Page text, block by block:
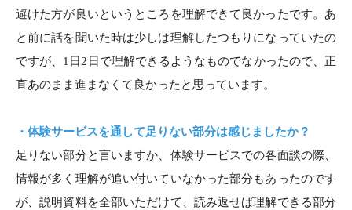
避けた方が良いというところを理解できて良かったです。あ
と前に話を聞いた時は少しは理解したつもりになっていたの
ですが、1日2日で理解できるようなものでなかったので、正
直あのまま進まなくて良かったと思っています。
・体験サービスを通して足りない部分は感じましたか？
足りない部分と言いますか、体験サービスでの各面談の際、
情報が多く理解が追い付いていなかった部分もあったのです
が、説明資料を全部いただけて、読み返せば理解できる部分